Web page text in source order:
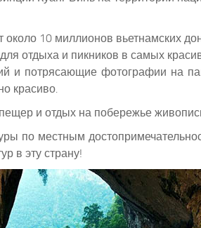
около 10 миллионов вьетнамских
отдыха и пикников в самых
и потрясающие фотографии на
красиво.
и отдых на побережье
по местным
в эту страну!